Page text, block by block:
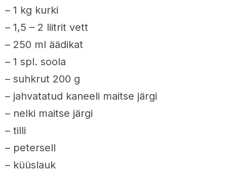
– 1 kg kurki
– 1,5 – 2 liitrit vett
– 250 ml äädikat
– 1 spl. soola
– suhkrut 200 g
– jahvatatud kaneeli maitse järgi
– nelki maitse järgi
– tilli
– petersell
– küüslauk